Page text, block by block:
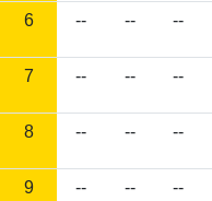
6 -- -- --
7 -- -- --
8 -- -- --
9 -- -- --